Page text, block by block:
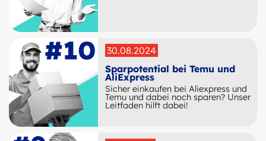
30.08.2024
Sparpotential bei Temu und
AliExpress
Sicher einkaufen bei Aliexpress und
Temu und dabei noch sparen? Unser
Leitfaden hilft dabei!